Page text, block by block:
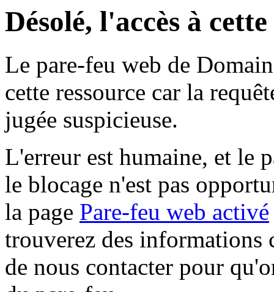
Désolé, l'accès à
Le pare-feu web de
cette ressource car la
jugée suspicieuse.
L'erreur est humaine, et le
le blocage n'est pas
la page Pare-feu web activé
trouverez des informations
de nous contacter pour